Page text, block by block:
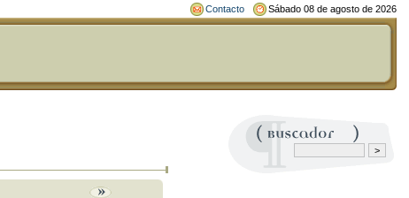
Contacto Sábado 08 de agosto de 2026